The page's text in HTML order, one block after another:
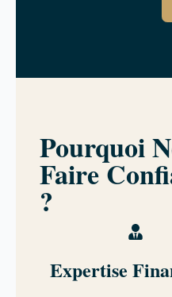
Pourquoi
Faire
?
Expertise